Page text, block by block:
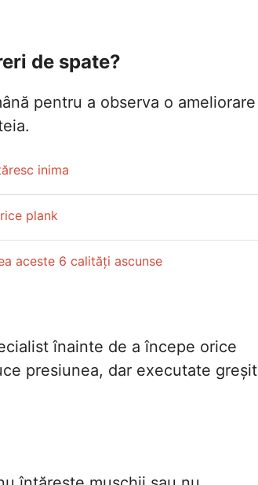
de spate?
pentru a observa o ameliorare
inima
plank
aceste 6 calități ascunse
înainte de a începe orice
presiunea, dar executate greșit